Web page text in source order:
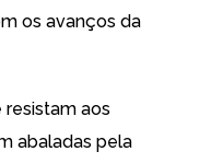
os avanços da
aos
abaladas pela